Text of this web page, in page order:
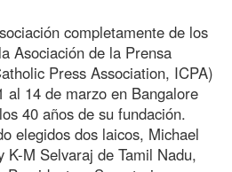
completamente de los
Asociación de la Prensa
Press Association, ICPA)
al 14 de marzo en Bangalore
40 años de su fundación.
elegidos dos laicos, Michael
K-M Selvaraj de Tamil Nadu,